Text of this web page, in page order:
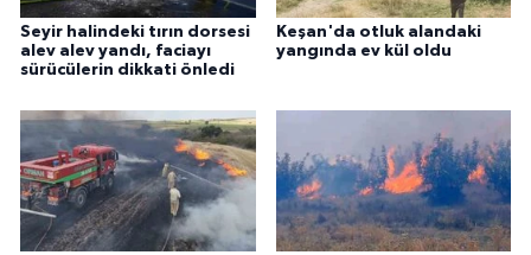
Seyir halindeki tırın dorsesi
alev alev yandı, faciayı
sürücülerin dikkati önledi
Keşan'da otluk alandaki
yangında ev kül oldu